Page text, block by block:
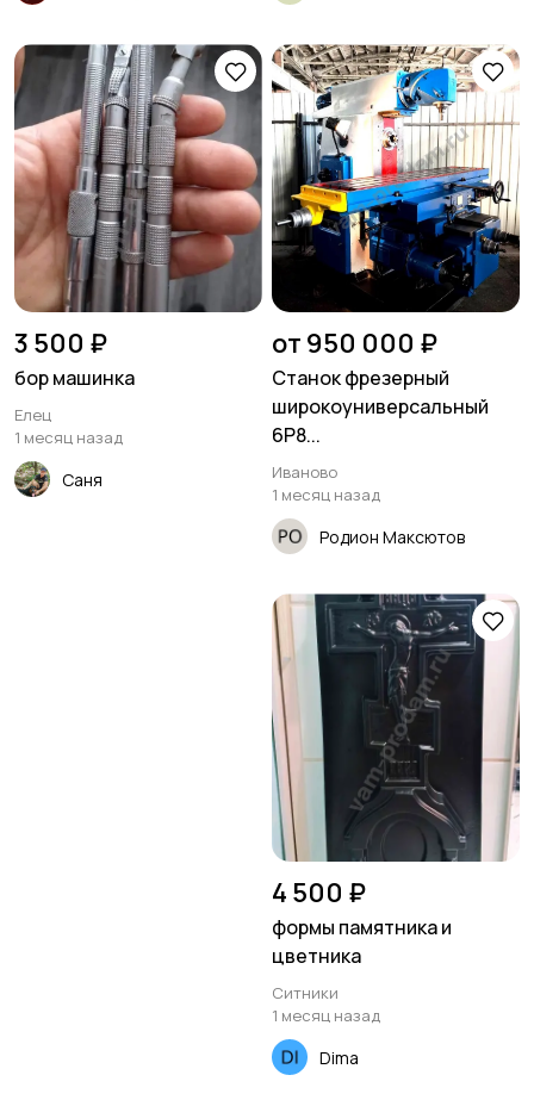
3 500 ₽
бор машинка
Елец
1 месяц назад
Саня
от 950 000 ₽
Станок фрезерный
широкоуниверсальный
6Р8...
Иваново
1 месяц назад
Родион Максютов
4 500 ₽
формы памятника и
цветника
Ситники
1 месяц назад
Dima